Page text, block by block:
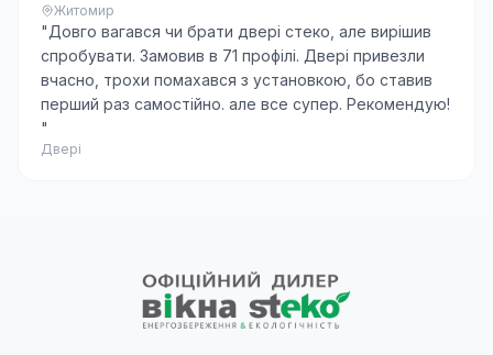
Житомир
"Довго вагався чи брати двері стеко, але вирішив
спробувати. Замовив в 71 профілі. Двері привезли
вчасно, трохи помахався з установкою, бо ставив
перший раз самостійно. але все супер. Рекомендую!
"
Двері